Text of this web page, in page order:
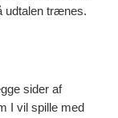
udtalen trænes.
sider af
I vil spille med